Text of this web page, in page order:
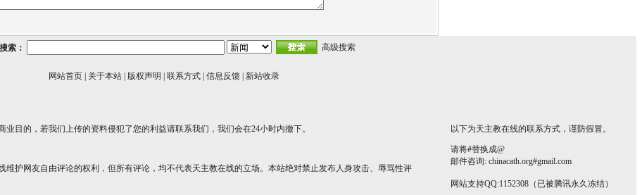
索： 高级搜索
网站首页 关于本站 版权声明 联系方式 信息反馈 新站收录
业目的，若我们上传的资料侵犯了您的利益请联系我们，我们会在24小时内撤下。
维护网友自由评论的权利，但所有评论，均不代表天主教在线的立场。本站绝对禁止发布人身攻击、辱骂性评
以下为天主教在线的联系方式，谨防假冒。
请将#替换成@
邮件咨询: chinacath.org#gmail.com
网站支持QQ:1152308（已被腾讯永久冻结）